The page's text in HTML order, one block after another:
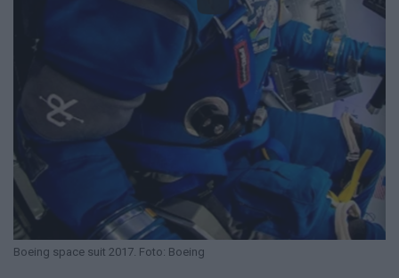
Boeing space suit 2017. Foto: Boeing